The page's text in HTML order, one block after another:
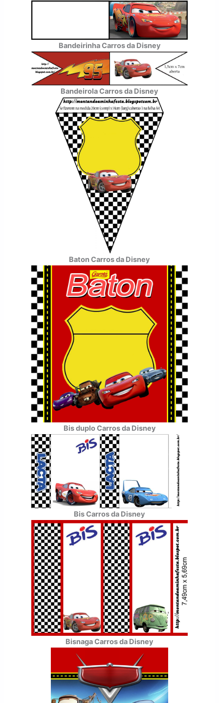
Bandeirinha Carros da Disney
Bandeirola Carros da Disney
Baton Carros da Disney
Bis duplo Carros da Disney
Bis Carros da Disney
Bisnaga Carros da Disney